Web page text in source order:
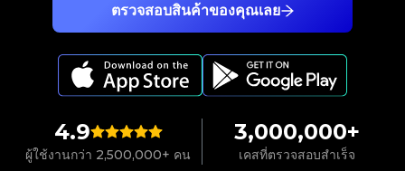
4.9
ผู้ใช้งานกว่า 2,500,000+ คน
3,000,000+
เคสที่ตรวจสอบสำเร็จ
ตรวจสอบสินค้าของคุณเลย